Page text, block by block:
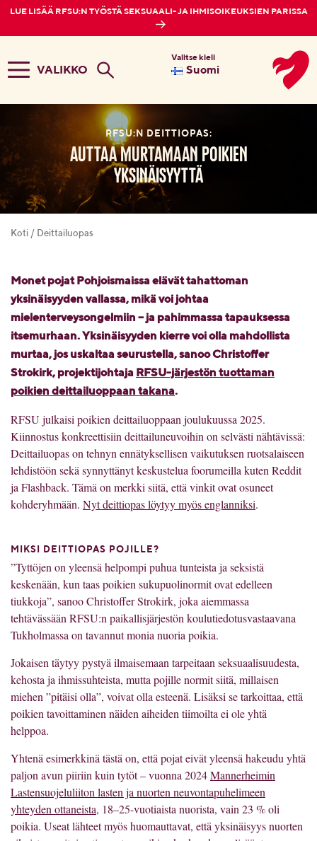
LUE LISÄÄ RFSU:N TYÖSTÄ SEKSUAALI- JA IHMISOIKEUKSIEN PARISSA
VALIKKO
Valitse kieli
Suomi
RFSU:N DEITTIOPAS:
Auttaa murtamaan poikien
yksinäisyyttä
Koti / Deittailuopas
Monet pojat Pohjoismaissa elävät tahattoman
yksinäisyyden vallassa, mikä voi johtaa
mielenterveysongelmiin – ja pahimmassa tapauksessa
itsemurhaan. Yksinäisyyden kierre voi olla mahdollista
murtaa, jos uskaltaa seurustella, sanoo Christoffer
Strokirk, projektijohtaja RFSU-järjestön tuottaman
poikien deittailuoppaan takana.
RFSU julkaisi poikien deittailuoppaan joulukuussa 2025.
Kiinnostus konkreettisiin deittailuneuvoihin on selvästi nähtävissä:
Deittailuopas on tehnyn ennätyksellisen vaikutuksen ruotsalaiseen
lehdistöön sekä synnyttänyt keskustelua foorumeilla kuten Reddit
ja Flashback. Tämä on merkki siitä, että vinkit ovat osuneet
kohderyhmään. Nyt deittiopas löytyy myös englanniksi.
MIKSI DEITTIOPAS POJILLE?
”Tyttöjen on yleensä helpompi puhua tunteista ja seksistä
keskenään, kun taas poikien sukupuolinormit ovat edelleen
tiukkoja”, sanoo Christoffer Strokirk, joka aiemmassa
tehtävässään RFSU:n paikallisjärjestön koulutiedotusvastaavana
Tukholmassa on tavannut monia nuoria poikia.
Jokaisen täytyy pystyä ilmaisemaan tarpeitaan seksuaalisuudesta,
kehosta ja ihmissuhteista, mutta pojille normit siitä, millaisen
miehen ”pitäisi olla”, voivat olla esteenä. Lisäksi se tarkoittaa, että
poikien tavoittaminen näiden aiheiden tiimoilta ei ole yhtä
helppoa.
Yhtenä esimerkkinä tästä on, että pojat eivät yleensä hakeudu yhtä
paljon avun piiriin kuin tytöt – vuonna 2024Mannerheimin
Lastensuojeluliiton lasten ja nuorten neuvontapuhelimeen
yhteyden ottaneista, 18–25-vuotiaista nuorista, vain 23 % oli
poikia. Useat lähteet myös huomauttavat, että yksinäisyys nuorten